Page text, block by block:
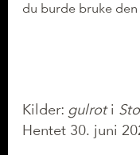
du burde bruke
Kilder: gulroti
Hentet 30. juni